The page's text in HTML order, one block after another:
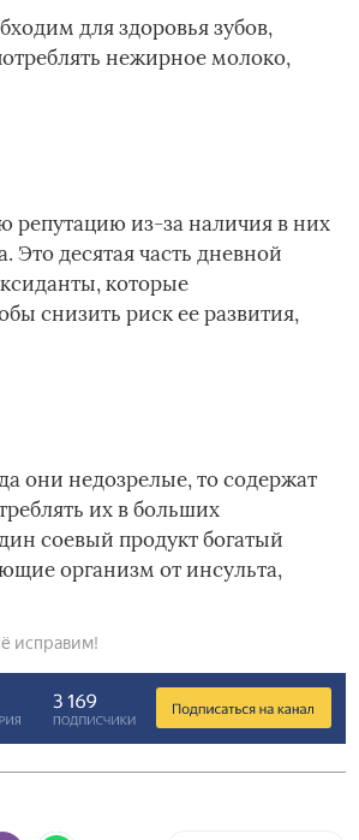
для здоровья зубов,
нежирное молоко,
репутацию из-за наличия в них
Это десятая часть дневной
которые
снизить риск ее развития,
они недозрелые, то содержат
их в больших
соевый продукт богатый
организм от инсульта,
исправим!